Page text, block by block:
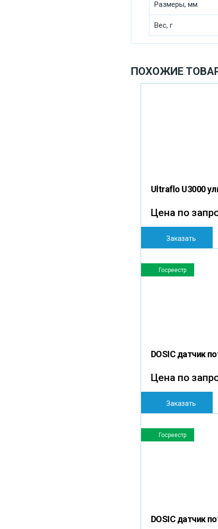
Размеры, мм
Вес, г
ПОХОЖИЕ
Ultraflo U3000
Цена по
Заказать
Госреестр
DOSIC датчик
Цена по
Заказать
Госреестр
DOSIC датчик